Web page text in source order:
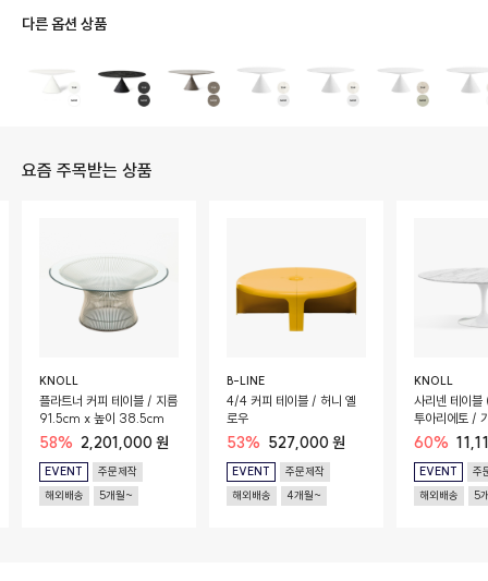
다른 옵션 상품
요즘 주목받는 상품
KNOLL
플라트너 커피 테이블 / 지름
91.5cm x 높이 38.5cm
58% 2,201,000 원
EVENT
주문제작
해외배송
5개월~
B-LINE
4/4 커피 테이블 / 허니 옐
로우
53% 527,000 원
EVENT
주문제작
해외배송
4개월~
KNOLL
사리넨 테이
투아리에토 /
높이 74cm /
60%
EVENT
주
해외배송
5